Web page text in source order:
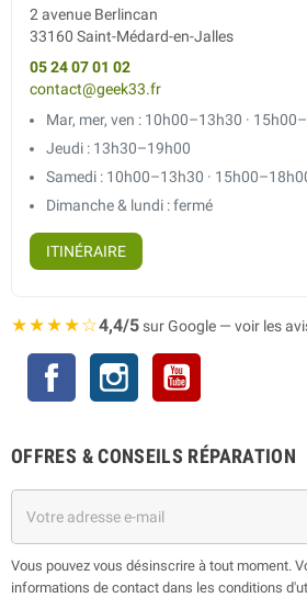
2 avenue Berlincan
33160 Saint-Médard-en-Jalles
05 24 07 01 02
contact@geek33.fr
Mar, mer, ven : 10h00–13h30 ·
Jeudi : 13h30–19h00
Samedi : 10h00–13h30 ·
Dimanche & lundi : fermé
ITINÉRAIRE
★★★★☆4,4/5sur Google — voir les
Facebook Instagram
OFFRES & CONSEILS RÉPARATION
Vous pouvez vous désinscrire à tout moment.
informations de contact dans les conditions